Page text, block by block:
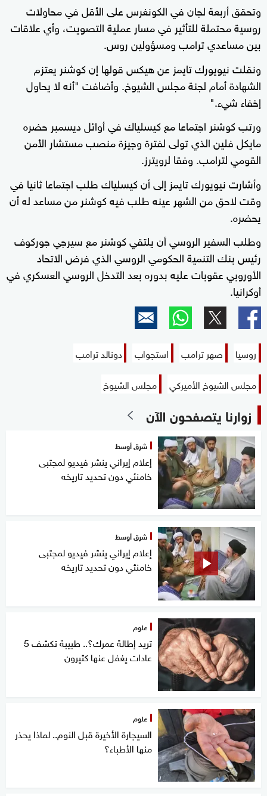
وتحقق أربعة لجان في الكونغرس على الأقل في محاولات
روسية محتملة للتأثير في مسار عملية التصويت، وأي علاقات
بين مساعدي ترامب ومسؤولين روس.
ونقلت نيويورك تايمز عن هيكس قولها إن كوشنر يعتزم
الشهادة أمام لجنة مجلس الشيوخ. وأضافت "أنه لا يحاول
إخفاء شيء."
ورتب كوشنر اجتماعا مع كيسلياك في أوائل ديسمبر حضره
مايكل فلين الذي تولى لفترة وجيزة منصب مستشار الأمن
القومي لترامب. وفقا لرويترز.
وأشارت نيويورك تايمز إلى أن كيسلياك طلب اجتماعا ثانيا في
وقت لاحق من الشهر عينه طلب فيه كوشنر من مساعد له أن
يحضره.
وطلب السفير الروسي أن يلتقي كوشنر مع سيرجي جوركوف
رئيس بنك التنمية الحكومي الروسي الذي فرض الاتحاد
الأوروبي عقوبات عليه بدوره بعد التدخل الروسي العسكري في
أوكرانيا.
روسيا صهر ترامب استجواب
دونالد ترامب
مجلس الشيوخ الأميركي
مجلس الشيوخ
زوارنا يتصفحون الآن
شرق أوسط
إعلام إيراني ينشر فيديو لمجتبى
خامنئي دون تحديد تاريخه
شرق أوسط
إعلام إيراني ينشر فيديو لمجتبى
خامنئي دون تحديد تاريخه
علوم
تريد إطالة عمرك؟.. طبيبة تكشف 5
عادات يغفل عنها كثيرون
علوم
السيجارة الأخيرة قبل النوم.. لماذا يحذر
منها الأطباء؟